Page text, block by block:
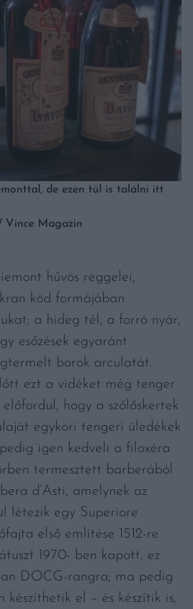
de ezen túl is találni itt
Vince Magazin
hűvös reggelei,
köd formájában
a hideg tél, a forró nyár,
esőzések egyaránt
borok arculatát.
ezt a vidéket még tenger
hogy a szőlőskertek
egykori tengeri üledékek
igen kedveli a filoxéra
termesztett barberából
d’Asti, amelynek az
létezik egy Superiore
első említése 1512-re
1970- ben kapott, ez
DOCG-rangra; ma pedig
készíthetik el – és készítik is,